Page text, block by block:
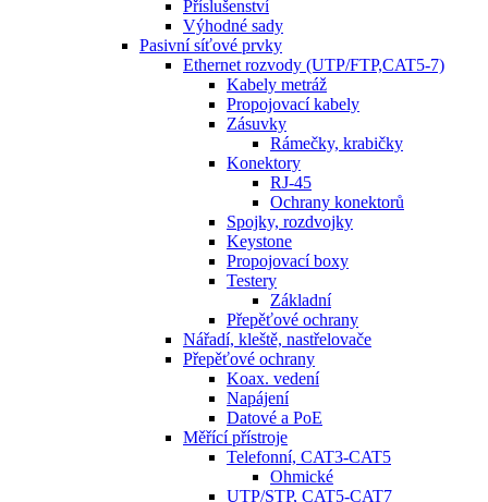
Příslušenství
Výhodné sady
Pasivní síťové prvky
Ethernet rozvody (UTP/FTP,CAT5-7)
Kabely metráž
Propojovací kabely
Zásuvky
Rámečky, krabičky
Konektory
RJ-45
Ochrany konektorů
Spojky, rozdvojky
Keystone
Propojovací boxy
Testery
Základní
Přepěťové ochrany
Nářadí, kleště, nastřelovače
Přepěťové ochrany
Koax. vedení
Napájení
Datové a PoE
Měřící přístroje
Telefonní, CAT3-CAT5
Ohmické
UTP/STP, CAT5-CAT7